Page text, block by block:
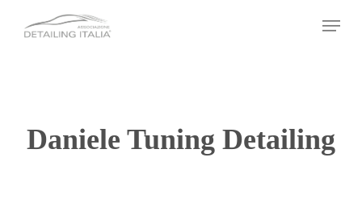
Menu
Daniele Tuning Detailing